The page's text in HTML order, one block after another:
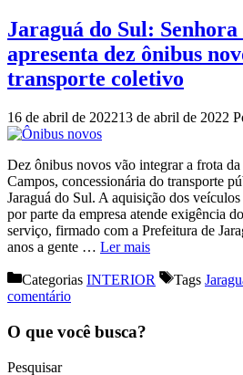
Jaraguá do Sul: Senhora
apresenta dez ônibus
transporte coletivo
16 de abril de 202213 de abril de 2022
Dez ônibus novos vão integrar a frota da
Campos, concessionária do transporte
Jaraguá do Sul. A aquisição dos
por parte da empresa atende exigência
serviço, firmado com a Prefeitura de
anos a gente … Ler mais
Categorias INTERIOR Tags
comentário
O que você busca?
Pesquisar